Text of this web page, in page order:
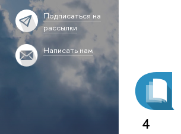
Подписаться на
рассылки
Написать нам
4